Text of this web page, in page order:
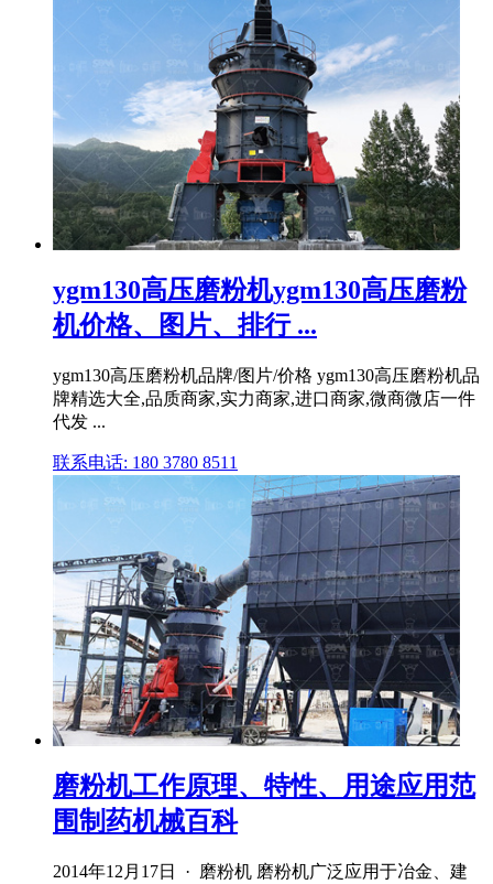
ygm130高压磨粉机ygm130高压磨粉
机价格、图片、排行 ...
ygm130高压磨粉机品牌/图片/价格 ygm130高压磨粉机品
牌精选大全,品质商家,实力商家,进口商家,微商微店一件
代发 ...
联系电话: 180 3780 8511
磨粉机工作原理、特性、用途应用范
围制药机械百科
2014年12月17日 · 磨粉机 磨粉机广泛应用于冶金、建